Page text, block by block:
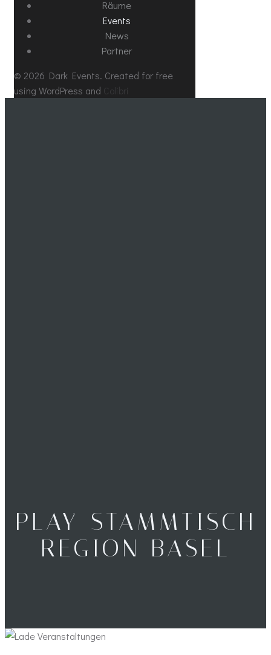
Räume
Events
News
Partner
© 2026 Dark Events. Created for free
using WordPress and Colibri
PLAY-STAMMTISCH
REGION BASEL